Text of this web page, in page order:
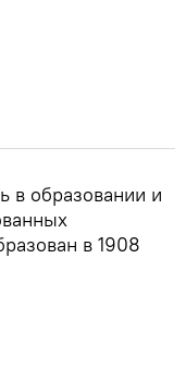
в образовании и
в 1908